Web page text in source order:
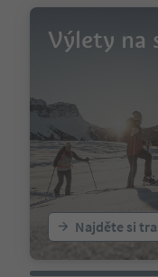
Výlety na
Najděte si